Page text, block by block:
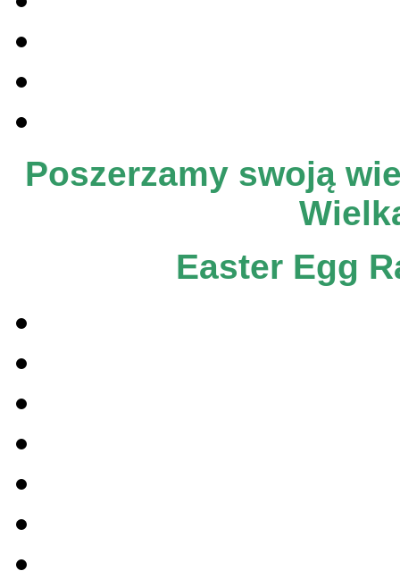
Poszerzamy swoją
Easter Egg